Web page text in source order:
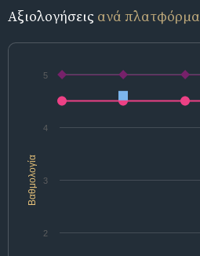
Αξιολογήσεις ανά πλατφόρμα
Βαθμολογία
2
3
4
5